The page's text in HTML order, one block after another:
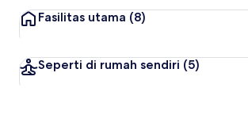
Fasilitas utama (8)
Seperti di rumah sendiri (5)